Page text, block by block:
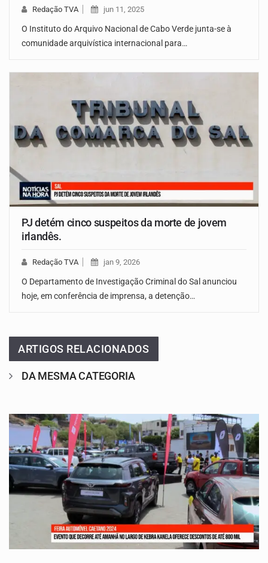
Redação TVA jun 11, 2025
O Instituto do Arquivo Nacional de Cabo Verde junta-se à
comunidade arquivística internacional para…
PJ detém cinco suspeitos da morte de jovem
irlandês.
Redação TVA jan 9, 2026
O Departamento de Investigação Criminal do Sal anunciou
hoje, em conferência de imprensa, a detenção…
ARTIGOS RELACIONADOS
DA MESMA CATEGORIA